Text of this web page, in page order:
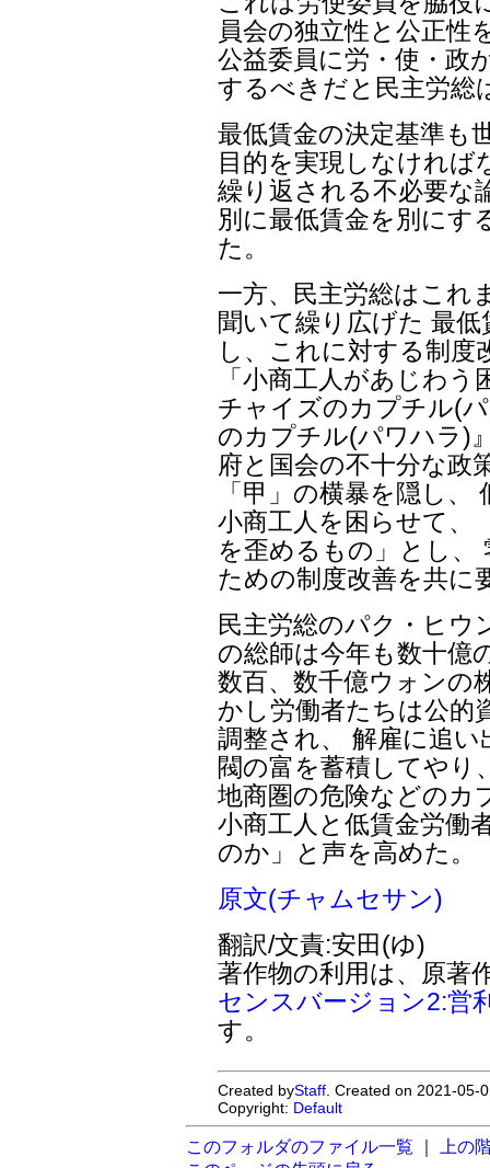
員会の独立性と公正性
公益委員に労・使・政
するべきだと民主労総
最低賃金の決定基準も
目的を実現しなければ
繰り返される不必要な
別に最低賃金を別にす
た。
一方、民主労総はこれ
聞いて繰り広げた 最
し、これに対する制度
「小商工人があじわ
チャイズのカプチル(
のカプチル(パワハラ)
府と国会の不十分な政
「甲」の横暴を隠し
小商工人を困らせて、
を歪めるもの」とし、
ための制度改善を共に
民主労総のパク・ヒウ
の総師は今年も数十億
数百、数千億ウォンの
かし労働者たちは公的
調整され、 解雇に追
閥の富を蓄積してやり
地商圏の危険などのカ
小商工人と低賃金労働
のか」と声を高めた。
原文(チャムセサン)
翻訳/文責:安田(ゆ)
著作物の利用は、原著
センスバージョン2:営
す。
Created byStaff . Created on 2021-
Copyright: Default
このフォルダのファイル一覧
上の